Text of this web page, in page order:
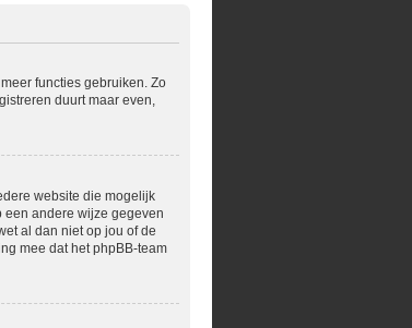
functies gebruiken. Zo
duurt maar even,
website die mogelijk
een andere wijze gegeven
al dan niet op jou of de
mee dat het phpBB-team